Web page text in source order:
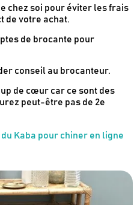
produits éco-
chez soi pour éviter les frais
de votre achat.
de brocante pour
conseil au brocanteur.
de cœur car ce sont des
peut-être pas de 2e
Kaba pour chiner en ligne